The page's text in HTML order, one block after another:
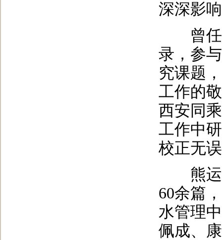
深深影
曾任
录，参
究课题
工作的
西安同
工作中
校正无
熊运
60余篇
水管理
佩成、